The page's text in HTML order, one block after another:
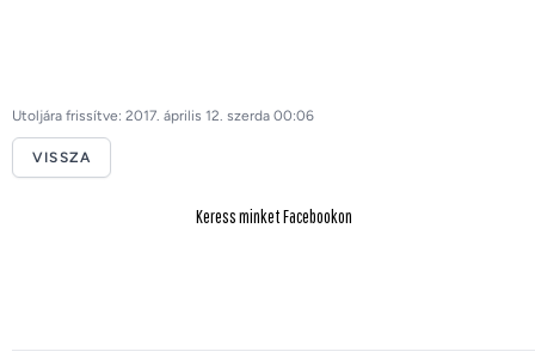
Utoljára frissítve: 2017. április 12. szerda 00:06
VISSZA
Keress minket Facebookon